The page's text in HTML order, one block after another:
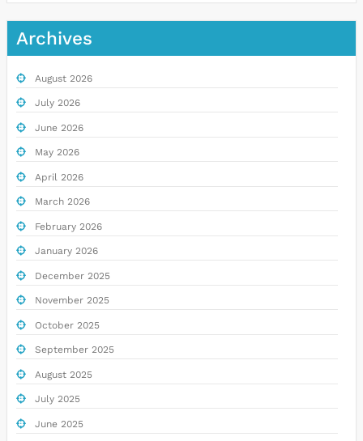
Archives
August 2026
July 2026
June 2026
May 2026
April 2026
March 2026
February 2026
January 2026
December 2025
November 2025
October 2025
September 2025
August 2025
July 2025
June 2025